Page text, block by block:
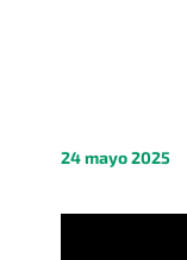
24 mayo 2025